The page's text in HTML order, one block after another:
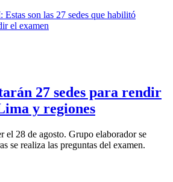
27 sedes para rendir
y regiones
el 28 de agosto. Grupo elaborador se
se realiza las preguntas del examen.